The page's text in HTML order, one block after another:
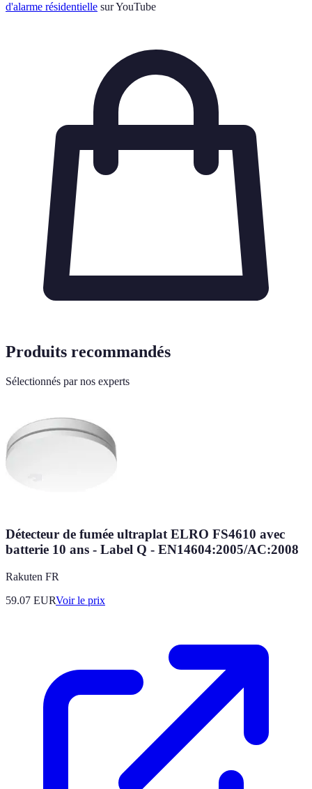
d'alarme résidentielle sur YouTube
Produits recommandés
Sélectionnés par nos experts
Détecteur de fumée ultraplat ELRO FS4610 avec
batterie 10 ans - Label Q - EN14604:2005/AC:2008
Rakuten FR
59.07 EURVoir le prix